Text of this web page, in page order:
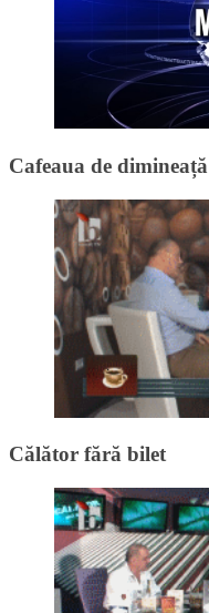
Cafeaua de dimineață
Călător fără bilet